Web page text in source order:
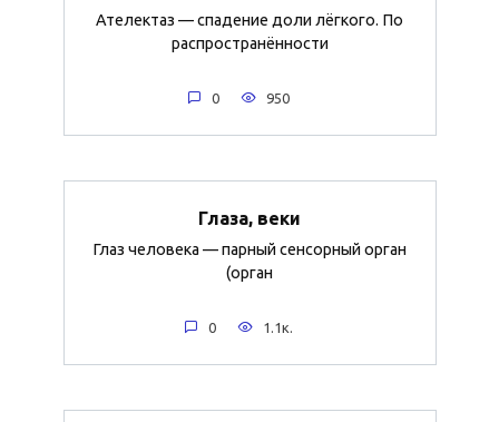
Ателектаз — спадение доли лёгкого. По
распространённости
0 950
Глаза, веки
Глаз человека — парный сенсорный орган
(орган
0 1.1к.